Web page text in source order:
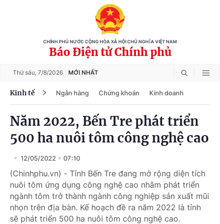
CHÍNH PHỦ NƯỚC CỘNG HÒA XÃ HỘI CHỦ NGHĨA VIỆT NAM
Báo Điện tử Chính phủ
Thứ sáu, 7/8/2026 MỚI NHẤT
Kinh tế Ngân hàng Chứng khoán Kinh doanh
Năm 2022, Bến Tre phát triển
500 ha nuôi tôm công nghệ cao
12/05/2022 07:10
(Chinhphu.vn) - Tỉnh Bến Tre đang mở rộng diện tích
nuôi tôm ứng dụng công nghệ cao nhằm phát triển
ngành tôm trở thành ngành công nghiệp sản xuất mũi
nhọn trên địa bàn. Kế hoạch đề ra năm 2022 là tỉnh
sẽ phát triển 500 ha nuôi tôm công nghệ cao.